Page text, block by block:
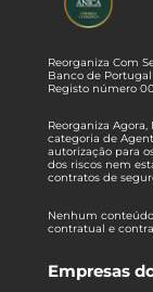
Reorganiza Com
Banco de
Registo número
Reorganiza
categoria de
autorização para
dos riscos nem
contratos de
Nenhum
contratual e
Empresas